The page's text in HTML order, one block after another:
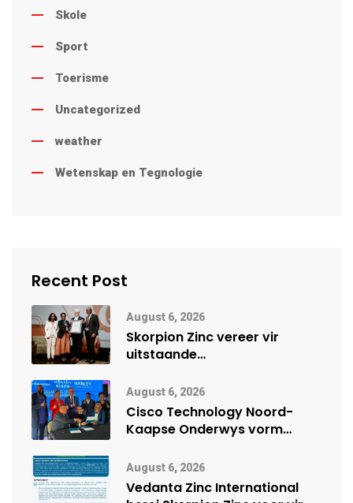
Skole
Sport
Toerisme
Uncategorized
weather
Wetenskap en Tegnologie
Recent Post
August 6, 2026
Skorpion Zinc vereer vir
uitstaande
Namibië Mynbou Ekspo
August 6, 2026
Cisco Technology Noord-
Kaapse Onderwys vorm
vennootskap
August 6, 2026
Vedanta Zinc International